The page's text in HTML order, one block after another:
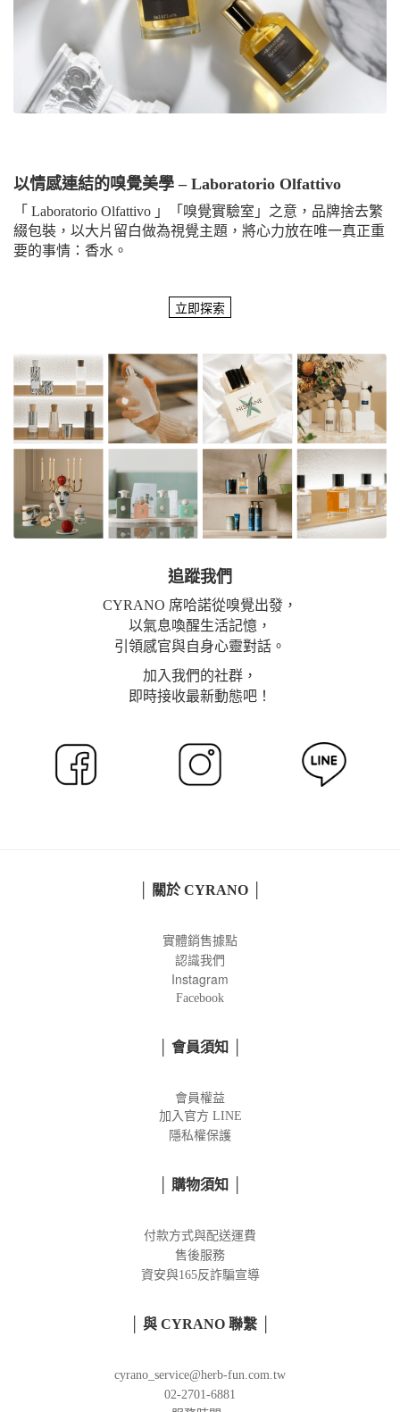
以情感連結的嗅覺美學 – Laboratorio Olfattivo
「 Laboratorio Olfattivo 」「嗅覺實驗室」之意，品牌捨去繁
綴包裝，以大片留白做為視覺主題，將心力放在唯一真正重
要的事情：香水。
追蹤我們
CYRANO 席哈諾從嗅覺出發，
以氣息喚醒生活記憶，
引領感官與自身心靈對話。
加入我們的社群，
即時接收最新動態吧！
│ 關於 CYRANO │
實體銷售據點
認識我們
Instagram
Facebook
│ 會員須知 │
會員權益
加入官方 LINE
隱私權保護
│ 購物須知 │
付款方式與配送運費
售後服務
資安與165反詐騙宣導
│ 與 CYRANO 聯繫 │
cyrano_service@herb-fun.com.tw
02-2701-6881